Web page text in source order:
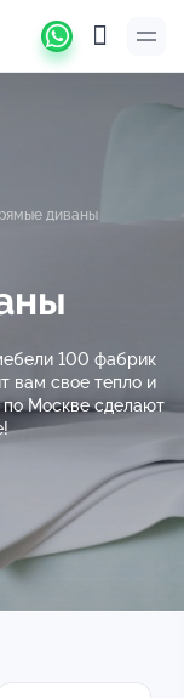
диваны
100 фабрик
вам свое тепло и
по Москве сделают